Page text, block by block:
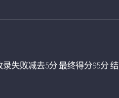
失败减去5分 最终得分95分 结